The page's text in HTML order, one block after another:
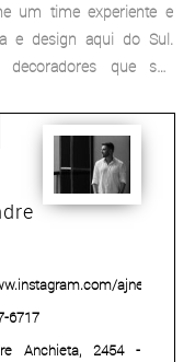
um time experiente e
e design aqui do Sul.
decoradores que são
e trabalhar.
ajnevesarq/
6717
Anchieta, 2454 -